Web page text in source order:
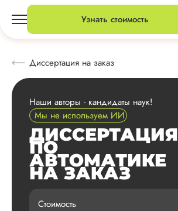
Узнать стоимость
Диссертация на заказ
Наши авторы - кандидаты наук!
Мы не используем ИИ
ДИССЕРТАЦИЯ
ПО
АВТОМАТИКЕ
НА ЗАКАЗ
Стоимость